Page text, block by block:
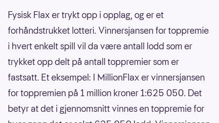
Fysisk Flax er trykt opp i opplag, og er et
forhåndstrukket lotteri. Vinnersjansen for toppremie
i hvert enkelt spill vil da være antall lodd som er
trykket opp delt på antall toppremier som er
fastsatt. Et eksempel: I MillionFlax er vinnersjansen
for toppremien på 1 million kroner 1:625 050. Det
betyr at det i gjennomsnitt vinnes en toppremie for